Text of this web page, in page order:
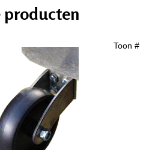
producten
Toon #